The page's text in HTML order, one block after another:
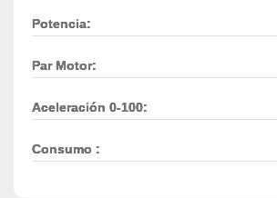
Potencia:
Par Motor:
Aceleración 0-100:
Consumo :